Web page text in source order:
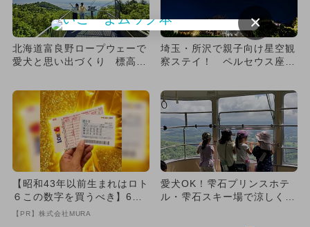
北海道富良野ロープウェーで
愛犬と思い出づくり 標高90
花...
埼玉・所沢で親子向け星空観
察ステイ！ ペルセウス座流
ン
【昭和43年以前生まれはロト
６この数字を買うべき】6つ
の数字が「完全一致」する
【PR】株式会社MURA
愛犬OK！雫石プリンスホテ
ル・雫石スキー場で涼しく遊
×